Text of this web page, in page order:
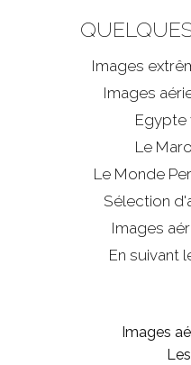
Images
Images
Egypte
Le
Le Monde
Sélection
Images
En suivant
Images